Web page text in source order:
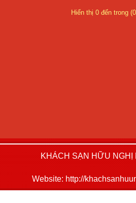
Hiển thị 0 đến trong
KHÁCH SẠN HỮU NGHỊ
Website: http://